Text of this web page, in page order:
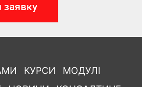
КУРСИ
МОДУЛІ